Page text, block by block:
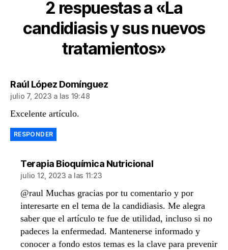
2 respuestas a «La
candidiasis y sus nuevos
tratamientos»
Raúl López Domínguezdice:
julio 7, 2023 a las 19:48
Excelente artículo.
RESPONDER
Terapia Bioquímica Nutricionaldice:
julio 12, 2023 a las 11:23
@raul Muchas gracias por tu comentario y por
interesarte en el tema de la candidiasis. Me alegra
saber que el artículo te fue de utilidad, incluso si no
padeces la enfermedad. Mantenerse informado y
conocer a fondo estos temas es la clave para prevenir